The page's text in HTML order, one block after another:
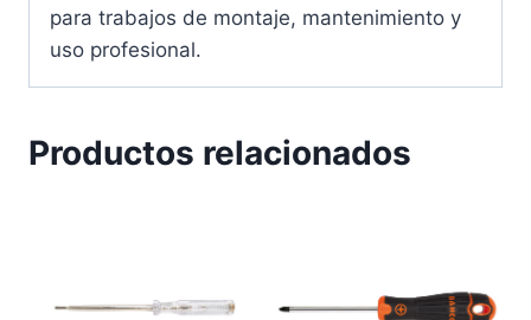
para trabajos de montaje, mantenimiento y
uso profesional.
Productos relacionados